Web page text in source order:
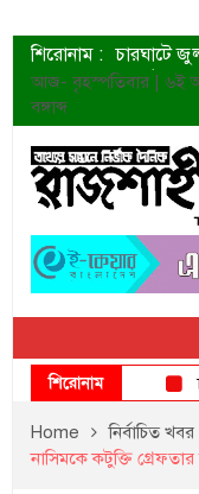
শিরোনাম : চারঘাটে
সংবর্ধনা
ত্বক ভালো
জুলাই স্মৃতি
প্রধানমন্ত্রী
শাহরুখের
কোয়ার্টার
ডেনিস
জুলাই
স্মরণ করবে:
আজ- বৃহস্পতিবার | ৬ই
বঙ্গাব্দ
শিরোনাম
Home
নির্বাচিত খবর
নাসিমকে কটুক্তি গ্রেফতার